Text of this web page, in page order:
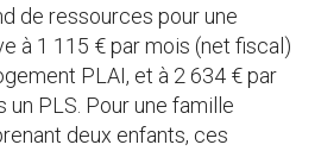
de ressources pour une
à 1 115 € par mois (net fiscal)
PLAI, et à 2 634 € par
un PLS. Pour une famille
deux enfants, ces